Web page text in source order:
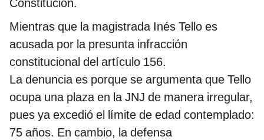
Constitución.
Mientras que la magistrada Inés Tello es
acusada por la presunta infracción
constitucional del artículo 156.
La denuncia es porque se argumenta que Tello
ocupa una plaza en la JNJ de manera irregular,
pues ya excedió el límite de edad contemplado:
75 años. En cambio, la defensa